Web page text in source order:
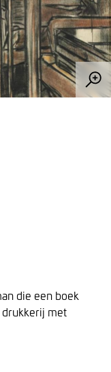
die een boek
met